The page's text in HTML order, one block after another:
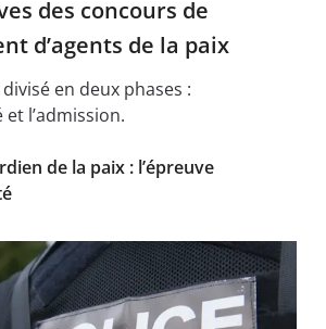
des concours de
d’agents de la paix
divisé en deux phases :
et l’admission.
de la paix : l’épreuve